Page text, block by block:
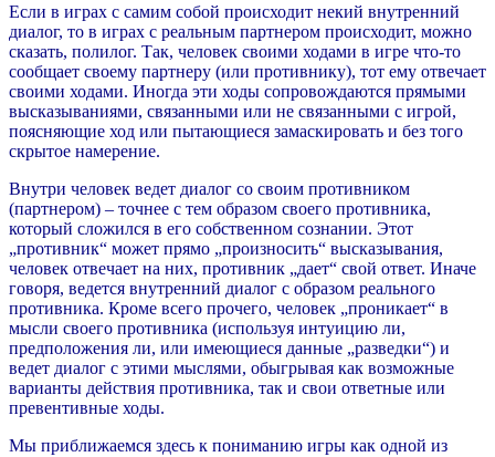
Если в играх с самим собой происходит некий внутренний
диалог, то в играх с реальным партнером происходит, можно
сказать, полилог. Так, человек своими ходами в игре что-то
сообщает своему партнеру (или противнику), тот ему отвечает
своими ходами. Иногда эти ходы сопровождаются прямыми
высказываниями, связанными или не связанными с игрой,
поясняющие ход или пытающиеся замаскировать и без того
скрытое намерение.
Внутри человек ведет диалог со своим противником
(партнером) – точнее с тем образом своего противника,
который сложился в его собственном сознании. Этот
„противник“ может прямо „произносить“ высказывания,
человек отвечает на них, противник „дает“ свой ответ. Иначе
говоря, ведется внутренний диалог с образом реального
противника. Кроме всего прочего, человек „проникает“ в
мысли своего противника (используя интуицию ли,
предположения ли, или имеющиеся данные „разведки“) и
ведет диалог с этими мыслями, обыгрывая как возможные
варианты действия противника, так и свои ответные или
превентивные ходы.
Мы приближаемся здесь к пониманию игры как одной из